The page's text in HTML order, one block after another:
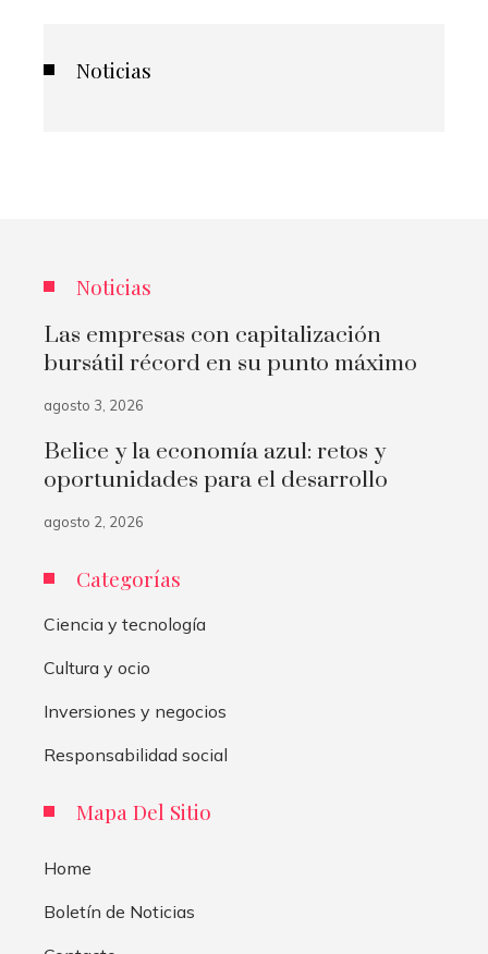
Noticias
Noticias
Las empresas con capitalización
bursátil récord en su punto máximo
agosto 3, 2026
Belice y la economía azul: retos y
oportunidades para el desarrollo
agosto 2, 2026
Categorías
Ciencia y tecnología
Cultura y ocio
Inversiones y negocios
Responsabilidad social
Mapa Del Sitio
Home
Boletín de Noticias